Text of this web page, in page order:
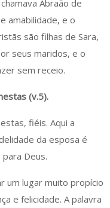
Abraão de
amabilidade, e o
são filhas de Sara,
seus maridos, e o
sem receio.
(v.5).
fiéis. Aqui a
da esposa é
Deus.
um lugar muito propício
e felicidade. A palavra